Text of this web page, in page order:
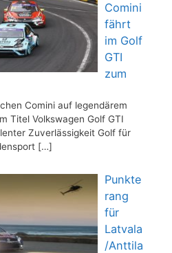
Comini
fährt
im Golf
GTI
zum
Comini auf legendärem
Titel Volkswagen Golf GTI
Zuverlässigkeit Golf für
[…]
Punkte
rang
für
Latvala
/Anttila